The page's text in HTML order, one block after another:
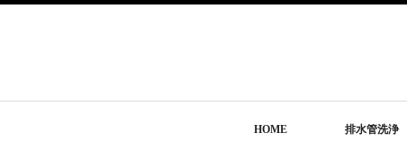
HOME 排水管洗浄